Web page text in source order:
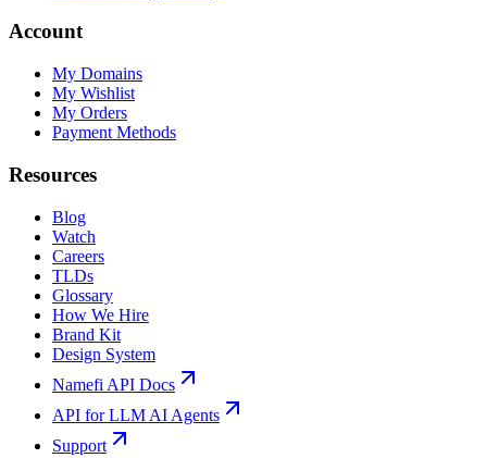
Account
My Domains
My Wishlist
My Orders
Payment Methods
Resources
Blog
Watch
Careers
TLDs
Glossary
How We Hire
Brand Kit
Design System
Namefi API Docs
API for LLM AI Agents
Support